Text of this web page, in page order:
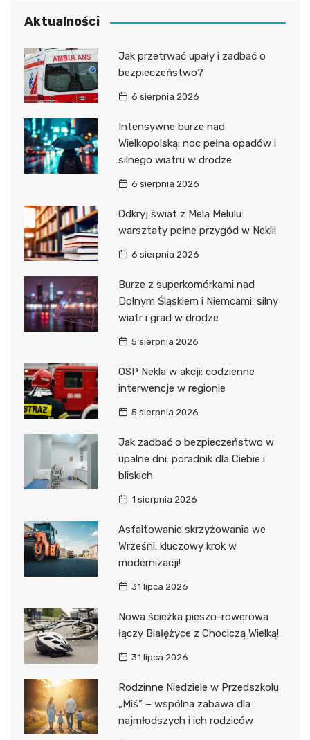
Aktualności
Jak przetrwać upały i zadbać o
bezpieczeństwo?
6 sierpnia 2026
Intensywne burze nad
Wielkopolską: noc pełna opadów i
silnego wiatru w drodze
6 sierpnia 2026
Odkryj świat z Melą Melulu:
warsztaty pełne przygód w Nekli!
6 sierpnia 2026
Burze z superkomórkami nad
Dolnym Śląskiem i Niemcami: silny
wiatr i grad w drodze
5 sierpnia 2026
OSP Nekla w akcji: codzienne
interwencje w regionie
5 sierpnia 2026
Jak zadbać o bezpieczeństwo w
upalne dni: poradnik dla Ciebie i
bliskich
1 sierpnia 2026
Asfaltowanie skrzyżowania we
Wrześni: kluczowy krok w
modernizacji!
31 lipca 2026
Nowa ścieżka pieszo-rowerowa
łączy Białężyce z Chociczą Wielką!
31 lipca 2026
Rodzinne Niedziele w Przedszkolu
„Miś” – wspólna zabawa dla
najmłodszych i ich rodziców